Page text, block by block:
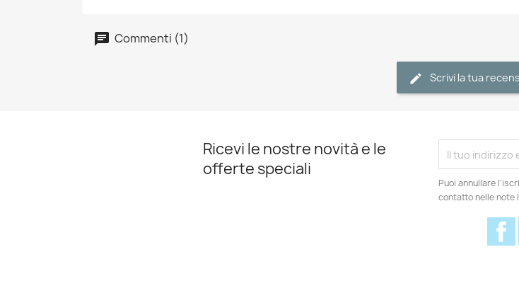
Commenti (1)
Scrivi la tua
Ricevi le nostre novità e le
offerte speciali
Puoi annullare
contatto nelle note